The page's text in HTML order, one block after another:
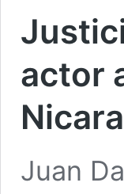
actor
Juan